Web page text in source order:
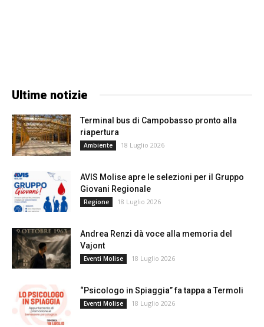
Ultime notizie
Terminal bus di Campobasso pronto alla
riapertura
Ambiente 18 Luglio 2026
AVIS Molise apre le selezioni per il Gruppo
Giovani Regionale
Regione 18 Luglio 2026
Andrea Renzi dà voce alla memoria del
Vajont
Eventi Molise 18 Luglio 2026
“Psicologo in Spiaggia” fa tappa a Termoli
Eventi Molise 18 Luglio 2026